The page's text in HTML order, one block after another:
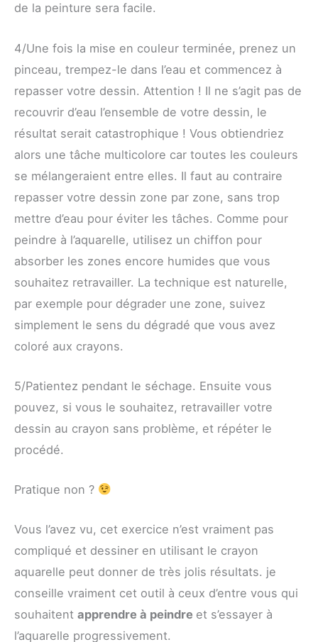
de la peinture sera facile.
4/Une fois la mise en couleur terminée, prenez un
pinceau, trempez-le dans l’eau et commencez à
repasser votre dessin. Attention ! Il ne s’agit pas de
recouvrir d’eau l’ensemble de votre dessin, le
résultat serait catastrophique ! Vous obtiendriez
alors une tâche multicolore car toutes les couleurs
se mélangeraient entre elles. Il faut au contraire
repasser votre dessin zone par zone, sans trop
mettre d’eau pour éviter les tâches. Comme pour
peindre à l’aquarelle, utilisez un chiffon pour
absorber les zones encore humides que vous
souhaitez retravailler. La technique est naturelle,
par exemple pour dégrader une zone, suivez
simplement le sens du dégradé que vous avez
coloré aux crayons.
5/Patientez pendant le séchage. Ensuite vous
pouvez, si vous le souhaitez, retravailler votre
dessin au crayon sans problème, et répéter le
procédé.
Pratique non ?
Vous l’avez vu, cet exercice n’est vraiment pas
compliqué et dessiner en utilisant le crayon
aquarelle peut donner de très jolis résultats. je
conseille vraiment cet outil à ceux d’entre vous qui
souhaitent apprendre à peindre et s’essayer à
l’aquarelle progressivement.